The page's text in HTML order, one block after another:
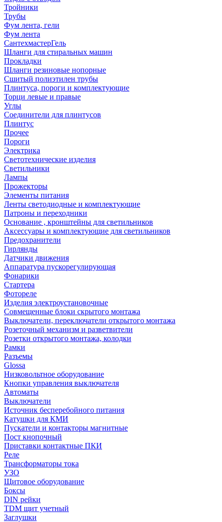
Тройники
Трубы
Фум лента, гели
Фум лента
СантехмастерГель
Шланги для стиральных машин
Прокладки
Шланги резиновые нопорные
Сшитый полиэтилен трубы
Плинтуса, пороги и комплектующие
Торци левые и правые
Углы
Соединители для плинтусов
Плинтус
Прочее
Пороги
Электрика
Светотехнические изделия
Светильники
Лампы
Прожекторы
Элементы питания
Ленты светодиодные и комплектующие
Патроны и переходники
Основание , кронштейны для светильников
Аксессуары и комплектующие для светильников
Предохранители
Гирлянды
Датчики движения
Аппаратура пускорегулирующая
Фонарики
Стартера
Фотореле
Изделия электроустановочные
Совмещенные блоки скрытого монтажа
Выключатели, переключатели открытого монтажа
Розеточный механизм и разветвители
Розетки открытого монтажа, колодки
Рамки
Разъемы
Glossa
Низковольтное оборудование
Кнопки управления выключателя
Автоматы
Выключатели
Источник бесперебойного питания
Катушки для КМИ
Пускатели и контакторы магнитные
Пост кнопочный
Приставки контактные ПКИ
Реле
Трансформаторы тока
УЗО
Щитовое оборудование
Боксы
DIN рейки
TDM щит учетный
Заглушки